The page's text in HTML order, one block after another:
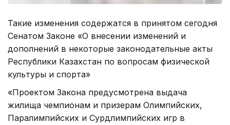
Такие изменения содержатся в принятом сегодня
Сенатом Законе «О внесении изменений и
дополнений в некоторые законодательные акты
Республики Казахстан по вопросам физической
культуры и спорта»
«Проектом Закона предусмотрена выдача
жилища чемпионам и призерам Олимпийских,
Паралимпийских и Сурдлимпийских игр в